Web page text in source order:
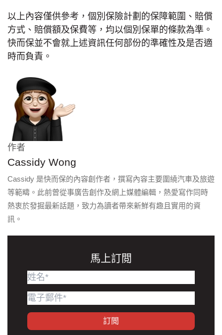
以上內容僅供參考，個別保險計劃的保障範圍、賠償
方式、賠償額及保費等，均以個別保單的條款為準。
快而保並不會就上述資訊任何部份的準確性及是否適
時而負責。
作者
Cassidy Wong
Cassidy 是快而保的內容創作者，撰寫內容主要圍繞汽車及旅遊
等範疇。此前曾從事廣告創作及網上媒體編輯，熱愛寫作同時
熱衷於發掘最新話題，致力為讀者帶來新鮮有趣且實用的資
訊。
馬上訂閲
訂閲